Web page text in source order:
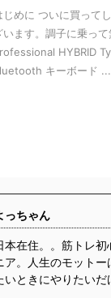
じめに ついに買って
います。調子に乗っ
HYBRID
キーボード ...
っちゃん
本在住。。筋トレ
ア。人生のモットー
いときにやりたいだ